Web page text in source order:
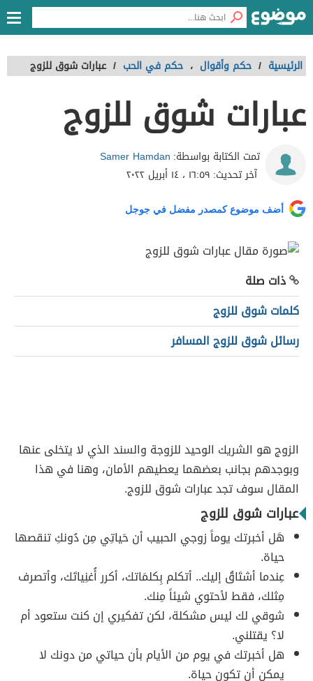
الرئيسية / حكم وأقوال ، حكم في الحب / عبارات شوق للزوج
عبارات شوق للزوج
تمت الكتابة بواسطة: Samer Hamdan
آخر تحديث: ١٦:٥٩ ، ١٤ أبريل ٢٠٢٢
أضف موضوع كمصدر مفضل في جوجل
ذات صلة
كلمات شوق للزوج
رسائل شوق للزوج المسافر
الزوج هو الشريك الوحيد للزوجة والسند الذي لا يتخلى عنها
وبوجدهم بجانب بعضهما يعطيهم الأمان، وهنا في هذا
المقال سوف تجد عبارات شوق للزوج.
عبارات شوق للزوج
هَل أخبرتك يوماً زوجي الحبيب أن حَياتِي مِن دُونكِ تنقصها
حياة.
عِندما أشتَاقُ إليك.. أتكلم بِكلمَاتك، أكرر أُغنِياتَك، وأتصرف
مِثلك، فقط لأحتوي شيئاً مِنك.
شوقي لك ليس مشكلة، لكن تفكيري إن كنت ستعود أم
لا؟ يقتلني.
هل أخبرتك في يوم من الأيام بأن حياتي من دونك لا
يمكن أن تكون حياة.